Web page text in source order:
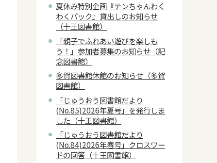
夏休み特別企画『テンちゃんわく
わくパック』貸出しのお知らせ
（十王図書館）
「親子でふれあい遊びを楽しも
う！」参加者募集のお知らせ（記
念図書館）
多賀図書館休館のお知らせ（多賀
図書館）
「じゅうおう図書館だより
(No.85)2026年夏号」を発行しま
した（十王図書館）
「じゅうおう図書館だより
(No.84)2026年春号」クロスワー
ドの回答（十王図書館）